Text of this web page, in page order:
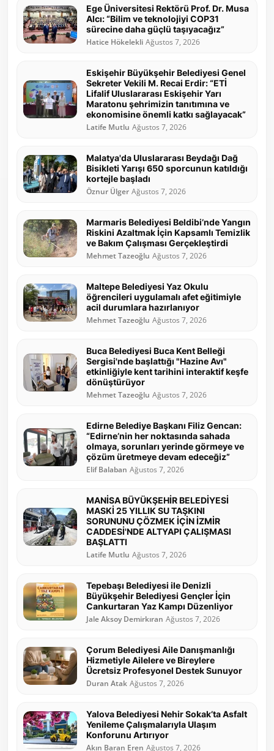
Ege Üniversitesi Rektörü Prof. Dr. Musa
Alcı: “Bilim ve teknolojiyi COP31
sürecine daha güçlü taşıyacağız”
Hatice Hökelekli Ağustos 7, 2026
Eskişehir Büyükşehir Belediyesi Genel
Sekreter Vekili M. Recai Erdir: “ETİ
Lifalif Uluslararası Eskişehir Yarı
Maratonu şehrimizin tanıtımına ve
ekonomisine önemli katkı sağlayacak”
Latife Mutlu Ağustos 7, 2026
Malatya'da Uluslararası Beydağı Dağ
Bisikleti Yarışı 650 sporcunun katıldığı
kortejle başladı
Öznur Ülger Ağustos 7, 2026
Marmaris Belediyesi Beldibi’nde Yangın
Riskini Azaltmak İçin Kapsamlı Temizlik
ve Bakım Çalışması Gerçekleştirdi
Mehmet Tazeoğlu Ağustos 7, 2026
Maltepe Belediyesi Yaz Okulu
öğrencileri uygulamalı afet eğitimiyle
acil durumlara hazırlanıyor
Mehmet Tazeoğlu Ağustos 7, 2026
Buca Belediyesi Buca Kent Belleği
Sergisi'nde başlattığı "Hazine Avı"
etkinliğiyle kent tarihini interaktif keşfe
dönüştürüyor
Mehmet Tazeoğlu Ağustos 7, 2026
Edirne Belediye Başkanı Filiz Gencan:
“Edirne’nin her noktasında sahada
olmaya, sorunları yerinde görmeye ve
çözüm üretmeye devam edeceğiz”
Elif Balaban Ağustos 7, 2026
MANİSA BÜYÜKŞEHİR BELEDİYESİ
MASKİ 25 YILLIK SU TAŞKINI
SORUNUNU ÇÖZMEK İÇİN İZMİR
CADDESİ'NDE ALTYAPI ÇALIŞMASI
BAŞLATTI
Latife Mutlu Ağustos 7, 2026
Tepebaşı Belediyesi ile Denizli
Büyükşehir Belediyesi Gençler İçin
Cankurtaran Yaz Kampı Düzenliyor
Jale Aksoy Demirkıran Ağustos 7, 2026
Çorum Belediyesi Aile Danışmanlığı
Hizmetiyle Ailelere ve Bireylere
Ücretsiz Profesyonel Destek Sunuyor
Duran Atak Ağustos 7, 2026
Yalova Belediyesi Nehir Sokak’ta Asfalt
Yenileme Çalışmalarıyla Ulaşım
Konforunu Artırıyor
Akın Baran Eren Ağustos 7, 2026